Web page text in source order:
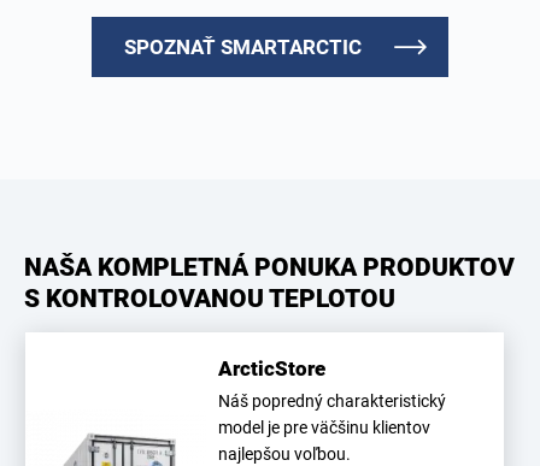
SPOZNAŤ SMARTARCTIC
NAŠA KOMPLETNÁ PONUKA PRODUKTOV
S KONTROLOVANOU TEPLOTOU
ArcticStore
Náš popredný charakteristický
model je pre väčšinu klientov
najlepšou voľbou.